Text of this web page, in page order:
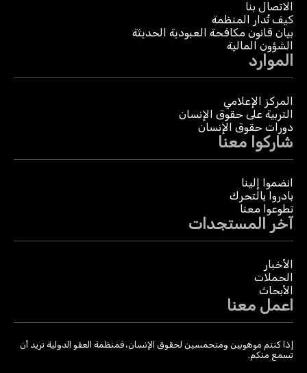
الاتصال بنا
كيف تُدار المنظمة
بيان قانون مكافحة العبودية الحديثة
الشؤون المالية
الموارد
المركز الإعلامي
التربية على حقوق الإنسان
دورات حقوق الإنسان
شاركوا معنا
انضموا إلينا
بادروا بالتحرك
تطوعوا معنا
آخر المستجدات
الأخبار
الحملات
الأبحاث
اعمل معنا
إذا كنتم موهوبين ومتحمسين لحقوق الإنسان، فمنظمة العفو الدولية تريد أن
تسمع منكم.